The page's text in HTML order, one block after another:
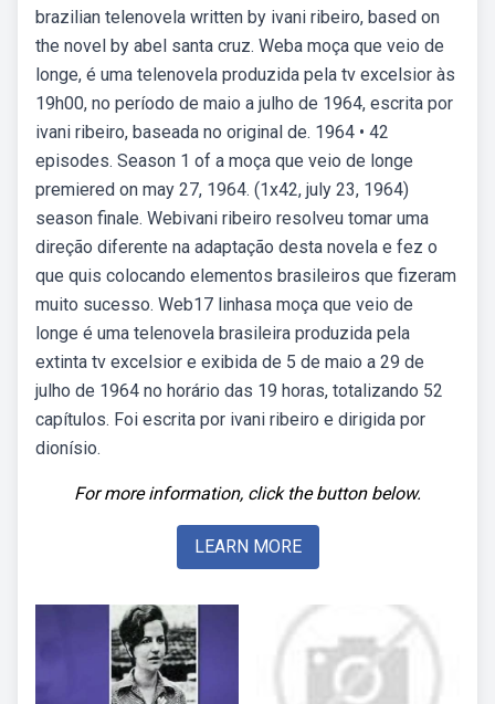
brazilian telenovela written by ivani ribeiro, based on
the novel by abel santa cruz. Weba moça que veio de
longe, é uma telenovela produzida pela tv excelsior às
19h00, no período de maio a julho de 1964, escrita por
ivani ribeiro, baseada no original de. 1964 • 42
episodes. Season 1 of a moça que veio de longe
premiered on may 27, 1964. (1x42, july 23, 1964)
season finale. Webivani ribeiro resolveu tomar uma
direção diferente na adaptação desta novela e fez o
que quis colocando elementos brasileiros que fizeram
muito sucesso. Web17 linhasa moça que veio de
longe é uma telenovela brasileira produzida pela
extinta tv excelsior e exibida de 5 de maio a 29 de
julho de 1964 no horário das 19 horas, totalizando 52
capítulos. Foi escrita por ivani ribeiro e dirigida por
dionísio.
For more information, click the button below.
LEARN MORE